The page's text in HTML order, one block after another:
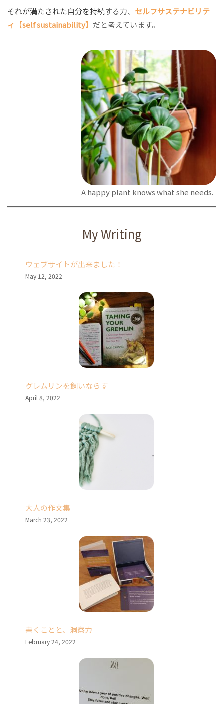
それが満たされた自分を持続する力、 セルフサステナビリテ
ィ
【self sustainability】 だと考えています。
A happy plant knows what she needs.
My Writing
ウェブサイトが出来ました！
May 12, 2022
グレムリンを飼いならす
April 8, 2022
大人の作文集
March 23, 2022
書くことと、洞察力
February 24, 2022